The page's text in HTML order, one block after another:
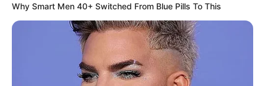
Why Smart Men 40+ Switched From Blue Pills To This